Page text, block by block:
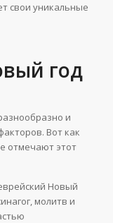
свои уникальные
год
и
Вот как
отмечают этот
Новый
молитв и